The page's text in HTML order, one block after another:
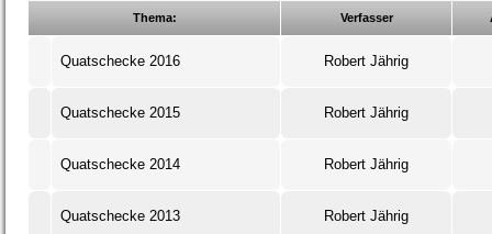
Thema: Verfasser
Quatschecke 2016 Robert Jährig
Quatschecke 2015 Robert Jährig
Quatschecke 2014 Robert Jährig
Quatschecke 2013 Robert Jährig